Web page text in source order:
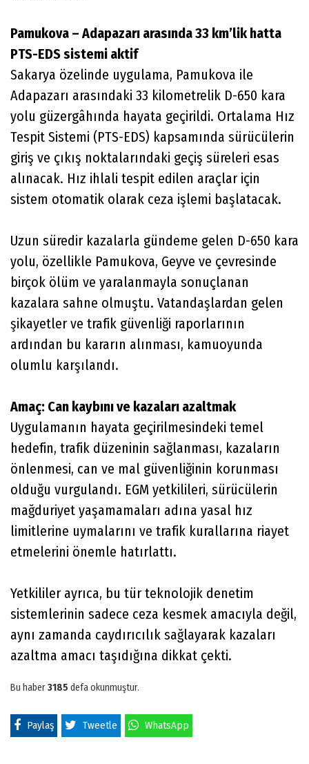
Pamukova – Adapazarı arasında 33 km’lik hatta
PTS-EDS sistemi aktif
Sakarya özelinde uygulama, Pamukova ile
Adapazarı arasındaki 33 kilometrelik D-650 kara
yolu güzergâhında hayata geçirildi. Ortalama Hız
Tespit Sistemi (PTS-EDS) kapsamında sürücülerin
giriş ve çıkış noktalarındaki geçiş süreleri esas
alınacak. Hız ihlali tespit edilen araçlar için
sistem otomatik olarak ceza işlemi başlatacak.
Uzun süredir kazalarla gündeme gelen D-650 kara
yolu, özellikle Pamukova, Geyve ve çevresinde
birçok ölüm ve yaralanmayla sonuçlanan
kazalara sahne olmuştu. Vatandaşlardan gelen
şikayetler ve trafik güvenliği raporlarının
ardından bu kararın alınması, kamuoyunda
olumlu karşılandı.
Amaç: Can kaybını ve kazaları azaltmak
Uygulamanın hayata geçirilmesindeki temel
hedefin, trafik düzeninin sağlanması, kazaların
önlenmesi, can ve mal güvenliğinin korunması
olduğu vurgulandı. EGM yetkilileri, sürücülerin
mağduriyet yaşamamaları adına yasal hız
limitlerine uymalarını ve trafik kurallarına riayet
etmelerini önemle hatırlattı.
Yetkililer ayrıca, bu tür teknolojik denetim
sistemlerinin sadece ceza kesmek amacıyla değil,
aynı zamanda caydırıcılık sağlayarak kazaları
azaltma amacı taşıdığına dikkat çekti.
Bu haber3185 defa okunmuştur.
Paylaş Tweetle WhatsApp